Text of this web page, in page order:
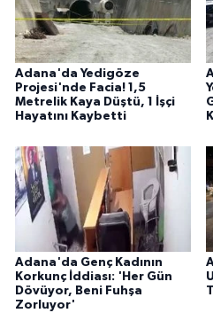
Adana'da Yedigöze
Projesi'nde Facia! 1,5
Metrelik Kaya Düştü, 1 İşçi
Hayatını Kaybetti
Adana'da Genç Kadının
Korkunç İddiası: 'Her Gün
Dövüyor, Beni Fuhşa
Zorluyor'